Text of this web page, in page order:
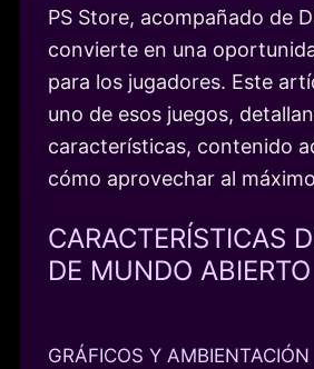
PS Store, acompañado de
convierte en una
para los jugadores. Este
uno de esos juegos,
características, contenido
cómo aprovechar al
CARACTERÍSTICAS
DE MUNDO ABIERTO
GRÁFICOS Y AMBIENTACIÓN